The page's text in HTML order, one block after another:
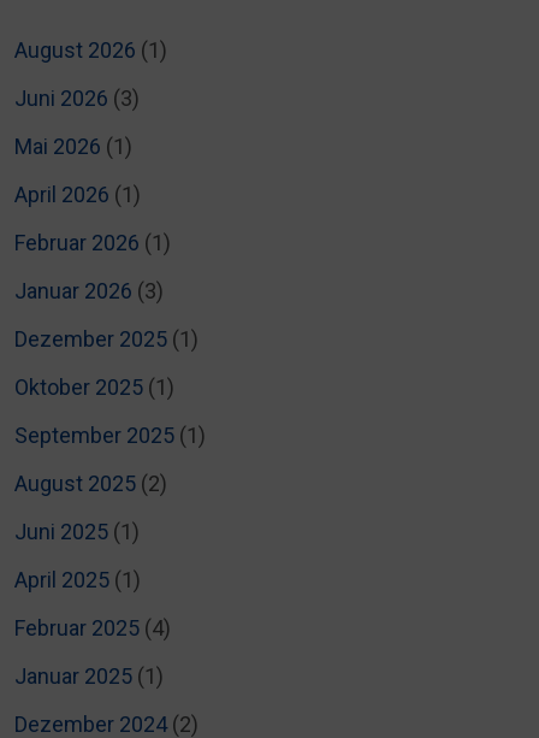
August 2026 (1)
Juni 2026 (3)
Mai 2026 (1)
April 2026 (1)
Februar 2026 (1)
Januar 2026 (3)
Dezember 2025 (1)
Oktober 2025 (1)
September 2025 (1)
August 2025 (2)
Juni 2025 (1)
April 2025 (1)
Februar 2025 (4)
Januar 2025 (1)
Dezember 2024(2)